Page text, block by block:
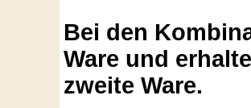
Bei den
Ware und
zweite Ware.